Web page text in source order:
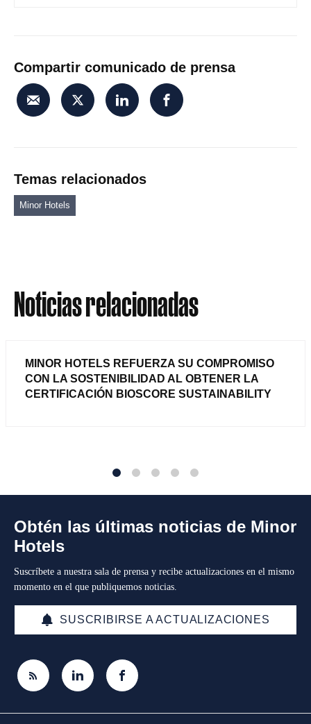
Compartir comunicado de prensa
Temas relacionados
Minor Hotels
Noticias relacionadas
MINOR HOTELS REFUERZA SU COMPROMISO
CON LA SOSTENIBILIDAD AL OBTENER LA
CERTIFICACIÓN BIOSCORE SUSTAINABILITY
Obtén las últimas noticias de Minor
Hotels
Suscríbete a nuestra sala de prensa y recibe actualizaciones en el mismo
momento en el que publiquemos noticias.
SUSCRIBIRSE A ACTUALIZACIONES